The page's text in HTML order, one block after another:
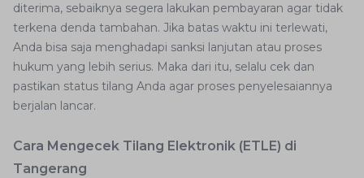
diterima, sebaiknya segera lakukan pembayaran agar tidak
terkena denda tambahan. Jika batas waktu ini terlewati,
Anda bisa saja menghadapi sanksi lanjutan atau proses
hukum yang lebih serius. Maka dari itu, selalu cek dan
pastikan status tilang Anda agar proses penyelesaiannya
berjalan lancar.
Cara Mengecek Tilang Elektronik (ETLE) di
Tangerang